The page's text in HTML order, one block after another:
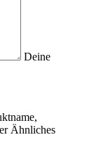
Deine
Ähnliches